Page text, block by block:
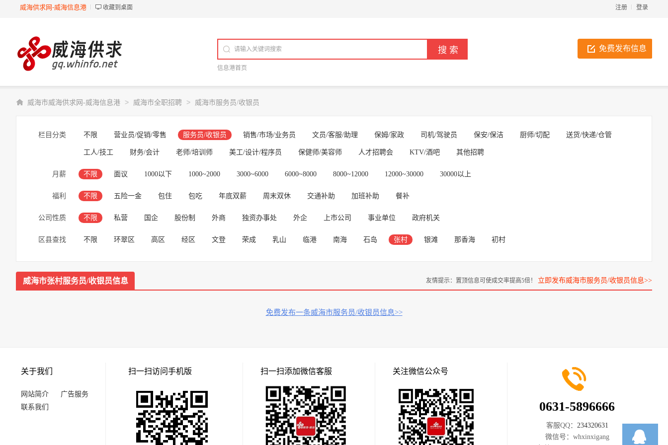
威海供求网-威海信息港 收藏到桌面 登录
注册
免费发布信息
信息港首页
威海市威海供求网-威海信息港 > 威海市全职招聘 > 威海市服务员/收银员
栏目分类 不限 营业员/促销/零售 服务员/收银员 销售/市场/业务员 文员/客服/助理 保姆/家政 司机/驾驶员 保安/保洁 厨师/切配 送货/快递/仓管
工人/技工 财务/会计 老师/培训师 美工/设计/程序员 保健师/美容师 人才招聘会 KTV/酒吧 其他招聘
月薪 不限 面议 1000以下 1000~2000 3000~6000 6000~8000 8000~12000 12000~30000 30000以上
福利 不限 五险一金 包住 包吃 年底双薪 周末双休 交通补助 加班补助 餐补
公司性质 不限 私营 国企 股份制 外商 独资办事处 外企 上市公司 事业单位 政府机关
区县查找 不限 环翠区 高区 经区 文登 荣成 乳山 临港 南海 石岛 张村 银滩 那香海 初村
威海市张村服务员/收银员信息 友情提示：置顶信息可使成交率提高5倍！ 立即发布威海市服务员/收银员信息>>
免费发布一条威海市服务员/收银员信息>>
关于我们
网站简介
广告服务
联系我们
扫一扫访问手机版 扫一扫添加微信客服 关注微信公众号
0631-5896666
客服QQ： 234320631
微信号： whxinxigang